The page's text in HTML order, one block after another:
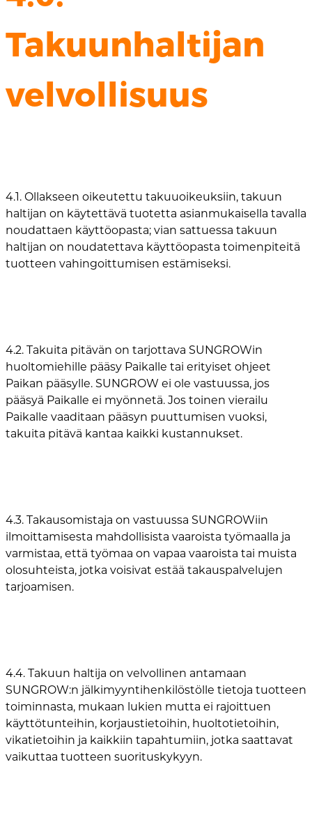
Takuunhaltijan
velvollisuus
4.1. Ollakseen oikeutettu takuuoikeuksiin, takuun
haltijan on käytettävä tuotetta asianmukaisella tavalla
noudattaen käyttöopasta; vian sattuessa takuun
haltijan on noudatettava käyttöopasta toimenpiteitä
tuotteen vahingoittumisen estämiseksi.
4.2. Takuita pitävän on tarjottava SUNGROWin
huoltomiehille pääsy Paikalle tai erityiset ohjeet
Paikan pääsylle. SUNGROW ei ole vastuussa, jos
pääsyä Paikalle ei myönnetä. Jos toinen vierailu
Paikalle vaaditaan pääsyn puuttumisen vuoksi,
takuita pitävä kantaa kaikki kustannukset.
4.3. Takausomistaja on vastuussa SUNGROWiin
ilmoittamisesta mahdollisista vaaroista työmaalla ja
varmistaa, että työmaa on vapaa vaaroista tai muista
olosuhteista, jotka voisivat estää takauspalvelujen
tarjoamisen.
4.4. Takuun haltija on velvollinen antamaan
SUNGROW:n jälkimyyntihenkilöstölle tietoja tuotteen
toiminnasta, mukaan lukien mutta ei rajoittuen
käyttötunteihin, korjaustietoihin, huoltotietoihin,
vikatietoihin ja kaikkiin tapahtumiin, jotka saattavat
vaikuttaa tuotteen suorituskykyyn.